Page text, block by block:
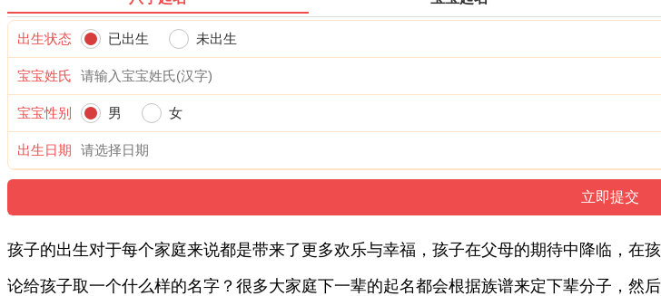
出生状态 已出生 未出生
宝宝姓氏
宝宝性别 男 女
出生日期
孩子的出生对于每个家庭来说都是带来了更多欢乐与幸福，孩子在父母的期待中降临，
论给孩子取一个什么样的名字？很多大家庭下一辈的起名都会根据族谱来定下辈分子，